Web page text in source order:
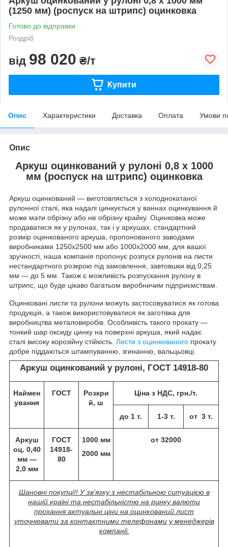
(1250 мм) (роспуск на штрипс) оцинковка
Готово до відправки
Роздріб
від 98 020 ₴/т
Купити
Опис Характеристики Доставка Оплата Умови
Опис
Аркуш оцинкований у рулоні 0,8 х 1000
мм (роспуск на штрипс) оцинковка
Аркуш оцинкований — виготовляється з холоднокатаної
рулонної сталі, яка надалі цинкується у ваннах оцинкування й
може мати обрізну або не обрізну крайку. Оцинковка може
продаватися як у рулонах, так і у аркушах, стандартний
розмір оцинкованого аркуша, пропонованого заводами
виробниками 1250х2500 мм або 1000х2000 мм, для вашої
зручності, наша компанія пропонує розпуск рулонів на листи
нестандартного розкрою під замовлення, завтовшки від 0,25
мм — до 5 мм. Також є можливість розпускання рулону в
штрипс, що буде цікаво багатьом виробничим підприємствам.
Оцинковані листи та рулони можуть застосовуватися як готова
продукція, а також використовуватися як заготівка для
виробництва металовиробів. Особливість такого прокату —
тонкий шар оксиду цинку на поверхні аркуша, який надає
сталі високу корозійну стійкість. Листи з оцинкованого прокату
добре піддаються штампуванню, згинанню, вальцьовці.
Аркуш оцинкований у рулоні, ГОСТ 14918-80
Наймен
ування
ГОСТ
Розкри
й, ш
Ціна з НДС, грн./т.
до 1 т. 1-3 т. от 3 т.
Аркуш
оц. 0,40
мм —
2,0 мм
ГОСТ
14918-
80
1000 мм
2000 мм
от 32000
Шановні покупці!! У зв'язку з нестабільною ситуацією в
нашій країні та нестабільністю на ринку валюти
прохання актуальні ціни на оцинкований лист
уточнювати за контактними телефонами у менеджерів
компанії.